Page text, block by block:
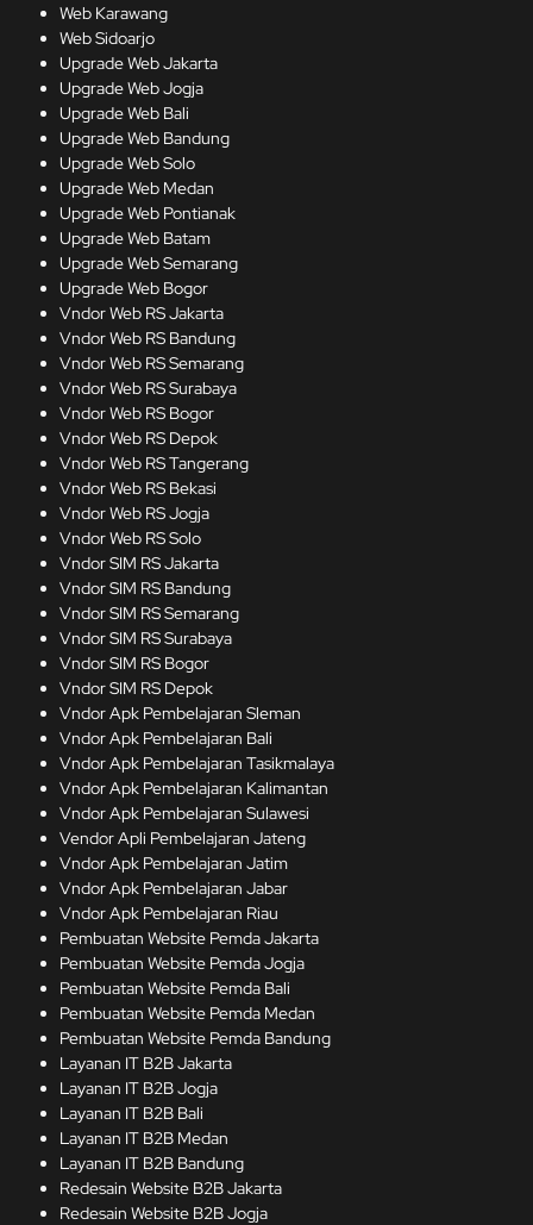
Web Karawang
Web Sidoarjo
Upgrade Web Jakarta
Upgrade Web Jogja
Upgrade Web Bali
Upgrade Web Bandung
Upgrade Web Solo
Upgrade Web Medan
Upgrade Web Pontianak
Upgrade Web Batam
Upgrade Web Semarang
Upgrade Web Bogor
Vndor Web RS Jakarta
Vndor Web RS Bandung
Vndor Web RS Semarang
Vndor Web RS Surabaya
Vndor Web RS Bogor
Vndor Web RS Depok
Vndor Web RS Tangerang
Vndor Web RS Bekasi
Vndor Web RS Jogja
Vndor Web RS Solo
Vndor SIM RS Jakarta
Vndor SIM RS Bandung
Vndor SIM RS Semarang
Vndor SIM RS Surabaya
Vndor SIM RS Bogor
Vndor SIM RS Depok
Vndor Apk Pembelajaran Sleman
Vndor Apk Pembelajaran Bali
Vndor Apk Pembelajaran Tasikmalaya
Vndor Apk Pembelajaran Kalimantan
Vndor Apk Pembelajaran Sulawesi
Vendor Apli Pembelajaran Jateng
Vndor Apk Pembelajaran Jatim
Vndor Apk Pembelajaran Jabar
Vndor Apk Pembelajaran Riau
Pembuatan Website Pemda Jakarta
Pembuatan Website Pemda Jogja
Pembuatan Website Pemda Bali
Pembuatan Website Pemda Medan
Pembuatan Website Pemda Bandung
Layanan IT B2B Jakarta
Layanan IT B2B Jogja
Layanan IT B2B Bali
Layanan IT B2B Medan
Layanan IT B2B Bandung
Redesain Website B2B Jakarta
Redesain Website B2B Jogja